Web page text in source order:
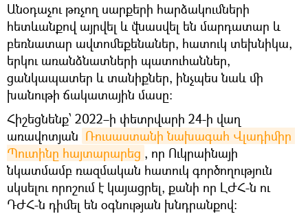
Անօդաչու թռչող սարքերի հարձակումների
հետևանքով այրվել և վնասվել են մարդատար և
բեռնատար ավտոմեքենաներ, հատուկ տեխնիկա,
երկու առանձնատների պատուհաններ,
ցանկապատեր և տանիքներ, ինչպես նաև մի
խանութի ճակատային մասը:
Հիշեցնենք՝ 2022–ի փետրվարի 24-ի վաղ
առավոտյան Ռուսաստանի նախագահ Վլադիմիր
Պուտինը հայտարարեց , որ Ուկրաինայի
նկատմամբ ռազմական հատուկ գործողություն
սկսելու որոշում է կայացրել, քանի որ ԼԺՀ-ն ու
ԴԺՀ-ն դիմել են օգնության խնդրանքով։